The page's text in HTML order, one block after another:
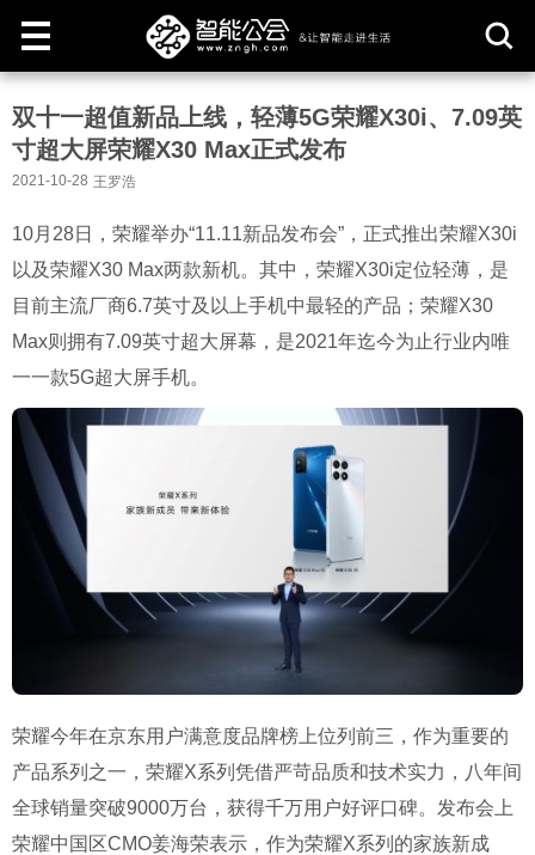
取
双十一超值新品上线，轻薄5G荣耀X30i、7.09英
寸超大屏荣耀X30 Max正式发布
2021-10-28 王罗浩
10月28日，荣耀举办“11.11新品发布会”，正式推出荣耀X30i
以及荣耀X30 Max两款新机。其中，荣耀X30i定位轻薄，是
目前主流厂商6.7英寸及以上手机中最轻的产品；荣耀X30
Max则拥有7.09英寸超大屏幕，是2021年迄今为止行业内唯
一一款5G超大屏手机。
荣耀今年在京东用户满意度品牌榜上位列前三，作为重要的
产品系列之一，荣耀X系列凭借严苛品质和技术实力，八年间
全球销量突破9000万台，获得千万用户好评口碑。发布会上
荣耀中国区CMO姜海荣表示，作为荣耀X系列的家族新成